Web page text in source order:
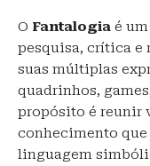
O Fantalogia é
pesquisa, crítica e
suas múltiplas
quadrinhos,
propósito é reunir
conhecimento
linguagem